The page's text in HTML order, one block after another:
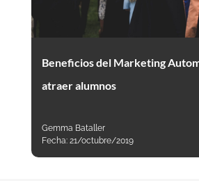
Beneficios del Marketing
atraer alumnos
Gemma Bataller
Fecha: 21/octubre/2019